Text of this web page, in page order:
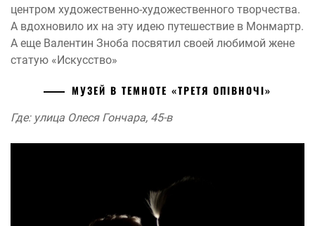
центром художественно-художественного творчества.
А вдохновило их на эту идею путешествие в Монмартр.
А еще Валентин Зноба посвятил своей любимой жене
статую «Искусство»
МУЗЕЙ В ТЕМНОТЕ «ТРЕТЯ ОПІВНОЧІ»
Где: улица Олеся Гончара, 45-в